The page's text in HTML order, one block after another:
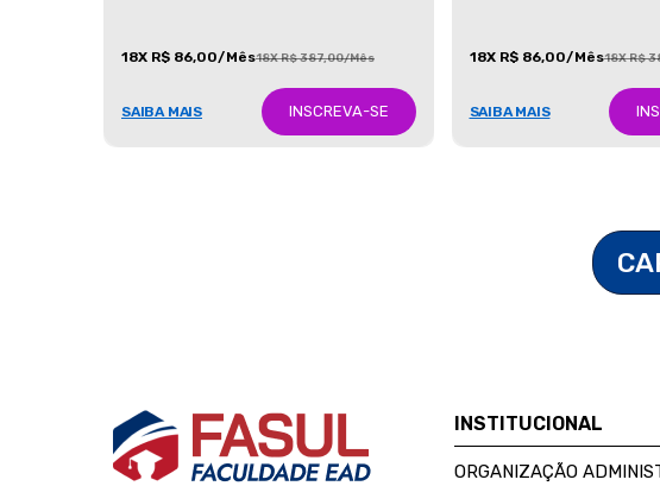
18X R$ 86,00/Mês18X R$ 387,00/Mês
SAIBA MAIS INSCREVA-SE
18X R$ 86,00/Mês18X R$
SAIBA MAIS
INSTITUCIONAL
ORGANIZAÇÃO